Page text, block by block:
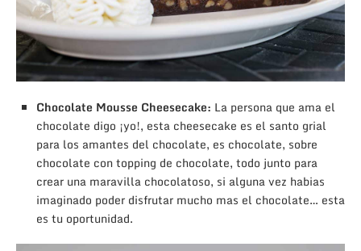
Chocolate Mousse Cheesecake: La persona que ama el
chocolate digo ¡yo!, esta cheesecake es el santo grial
para los amantes del chocolate, es chocolate, sobre
chocolate con topping de chocolate, todo junto para
crear una maravilla chocolatoso, si alguna vez habias
imaginado poder disfrutar mucho mas el chocolate… esta
es tu oportunidad.